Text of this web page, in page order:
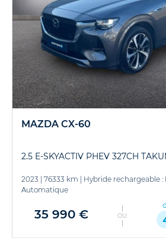
MAZDA CX-60
2.5 E-SKYACTIV PHEV 327CH
2023 76333 km Hybride rechargeable
Automatique
35 990 € OU